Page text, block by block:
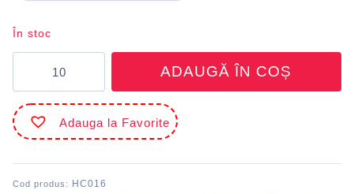
În stoc
creponată
Negru
DACO
ADAUGĂ ÎN COȘ
Adauga la Favorite
Cod produs: HC016